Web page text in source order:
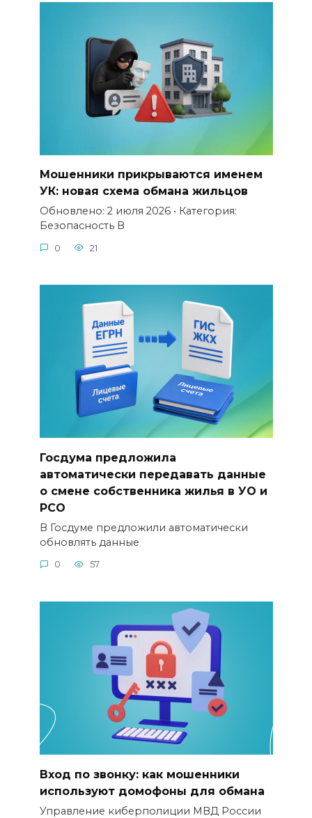
Мошенники прикрываются именем
УК: новая схема обмана жильцов
Обновлено: 2 июля 2026 • Категория:
Безопасность В
0 21
Госдума предложила
автоматически передавать данные
о смене собственника жилья в УО и
РСО
В Госдуме предложили автоматически
обновлять данные
0 57
Вход по звонку: как мошенники
используют домофоны для обмана
Управление киберполиции МВД России